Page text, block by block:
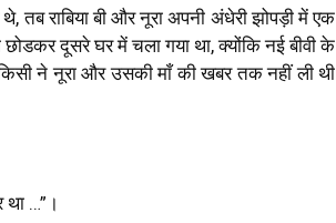
थे, तब राबिया बी और नूरा अपनी अंधेरी झोपड़ी में एक
छोडकर दूसरे घर में चला गया था,क्योंकि नई बीवी के
ने नूरा और उसकी माँ की खबर तक नहीं ली थी
था …”।